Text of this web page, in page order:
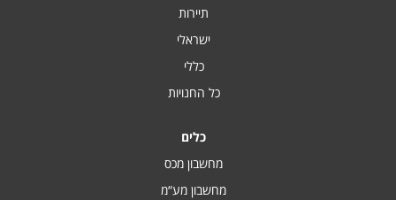
תיירות
ישראלי
כללי
כל החנויות
כלים
מחשבון מכס
מחשבון מע“מ